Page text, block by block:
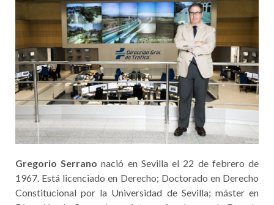
Gregorio Serrano nació en Sevilla el 22 de febrero de
1967. Está licenciado en Derecho; Doctorado en Derecho
Constitucional por la Universidad de Sevilla; máster en